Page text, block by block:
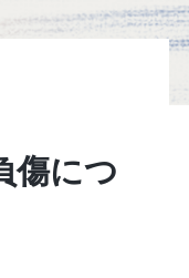
傷につ